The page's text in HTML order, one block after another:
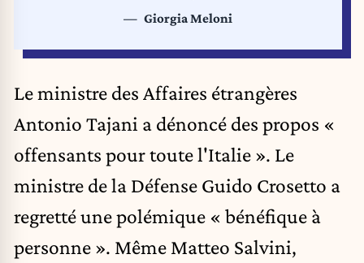
Giorgia Meloni
Le ministre des Affaires étrangères
Antonio Tajani a dénoncé des propos «
offensants pour toute l'Italie ». Le
ministre de la Défense Guido Crosetto a
regretté une polémique « bénéfique à
personne ». Même Matteo Salvini,